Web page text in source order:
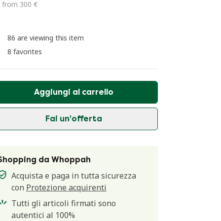
from 300 €
86 are viewing this item
8 favorites
Aggiungi al carrello
Fai un'offerta
da Whoppah
Acquista e paga in tutta sicurezza
con Protezione acquirenti
Tutti gli articoli firmati sono
autentici al 100%